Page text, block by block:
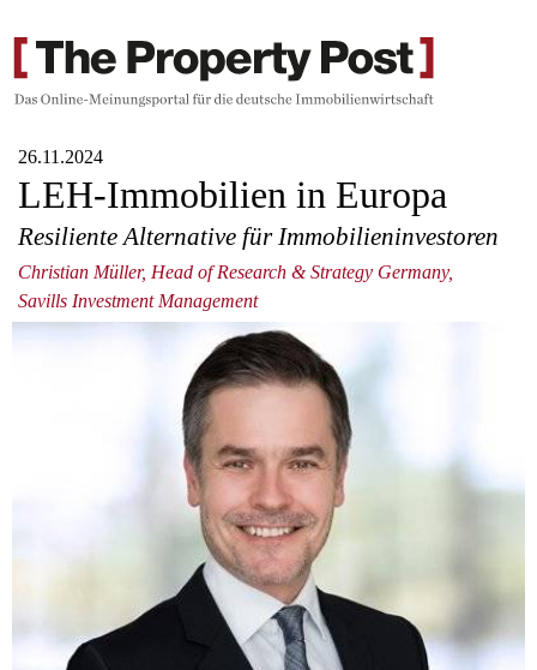
26.11.2024
LEH-Immobilien in Europa
Resiliente Alternative für Immobilieninvestoren
Christian Müller, Head of Research & Strategy Germany,
Savills Investment Management